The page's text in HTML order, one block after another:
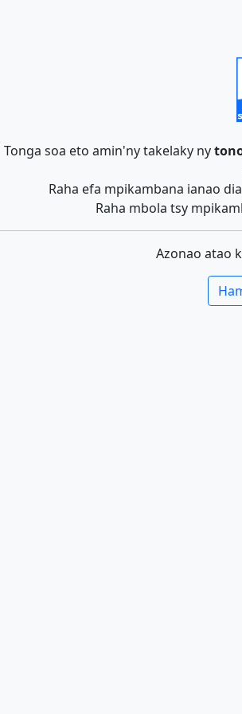
Tonga soa eto amin'ny takelaky ny
Raha efa mpikambana ianao
Raha mbola tsy
Azonao atao